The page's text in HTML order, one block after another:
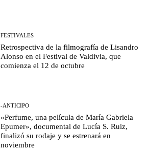
FESTIVALES
Retrospectiva de la filmografía de Lisandro
Alonso en el Festival de Valdivia, que
comienza el 12 de octubre
-ANTICIPO
«Perfume, una película de María Gabriela
Epumer», documental de Lucía S. Ruiz,
finalizó su rodaje y se estrenará en
noviembre